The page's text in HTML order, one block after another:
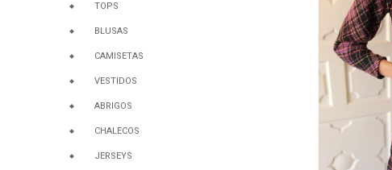
TOPS
BLUSAS
CAMISETAS
VESTIDOS
ABRIGOS
CHALECOS
JERSEYS